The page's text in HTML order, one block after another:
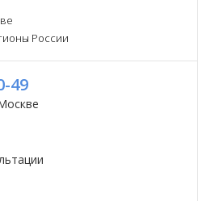
России
49